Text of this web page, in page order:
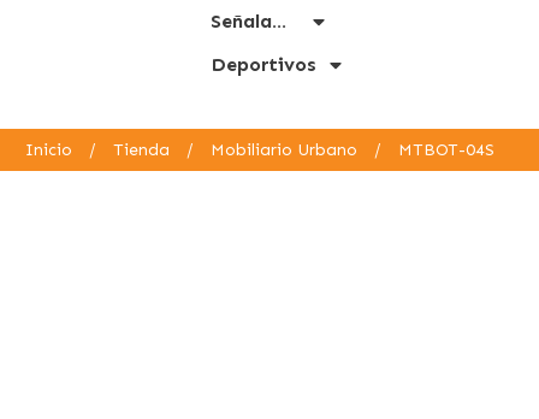
Señalamiento
Deportivos
Inicio / Tienda / Mobiliario Urbano / MTBOT-04S